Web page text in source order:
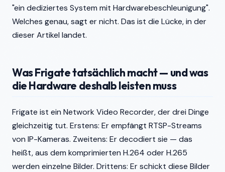
"ein dediziertes System mit Hardwarebeschleunigung".
Welches genau, sagt er nicht. Das ist die Lücke, in der
dieser Artikel landet.
Was Frigate tatsächlich macht — und was
die Hardware deshalb leisten muss
Frigate ist ein Network Video Recorder, der drei Dinge
gleichzeitig tut. Erstens: Er empfängt RTSP-Streams
von IP-Kameras. Zweitens: Er decodiert sie — das
heißt, aus dem komprimierten H.264 oder H.265
werden einzelne Bilder. Drittens: Er schickt diese Bilder